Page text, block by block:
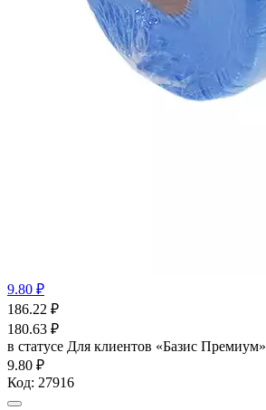
9.80 ₽
186.22 ₽
180.63 ₽
в статусе Для клиентов «Базис Премиум»
9.80 ₽
Код: 27916